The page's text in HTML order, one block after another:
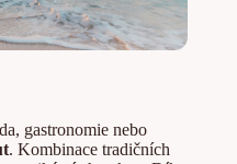
gastronomie nebo
. Kombinace tradičních